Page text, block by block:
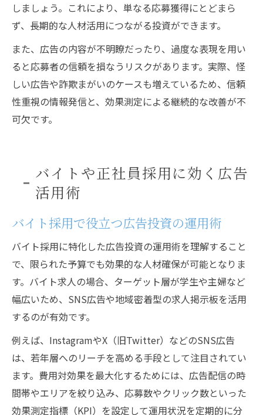
しましょう。これにより、単なる応募獲得にとどまら
ず、長期的な人材活用につながる投資ができます。
また、広告の内容が不明瞭だったり、過度な表現を用い
ると応募者の信頼を損なうリスクがあります。実際、怪
しい広告や詐欺まがいのケースも増えているため、信頼
性重視の情報発信と、効果測定による継続的な改善が不
可欠です。
バイトや正社員採用に効く広告
活用術
バイト採用で役立つ広告投資の運用術
バイト採用に特化した広告投資の運用術を理解すること
で、限られた予算でも効果的な人材確保が可能となりま
す。バイト求人の場合、ターゲット層が学生や主婦など
幅広いため、SNS広告や地域密着型の求人掲示板を活用
するのが有効です。
例えば、InstagramやX（旧Twitter）などのSNS広告
は、若年層へのリーチを高める手段として注目されてい
ます。費用対効果を最大化するためには、広告配信の時
間帯やエリアを絞り込み、応募数やクリック数といった
効果測定指標（KPI）を設定して運用状況を定期的に分